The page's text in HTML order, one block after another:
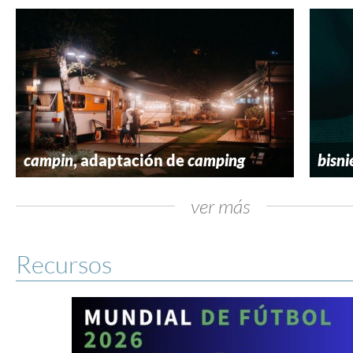
campin, adaptación decamping
ver más
Recursos